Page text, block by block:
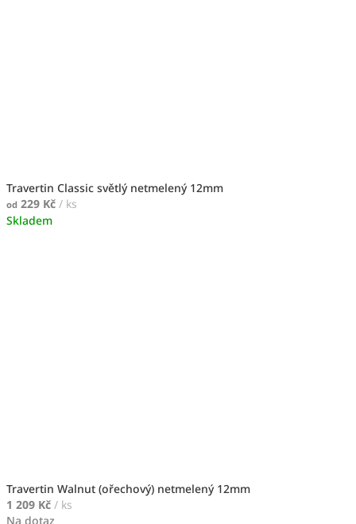
Travertin Classic světlý netmelený 12mm
od 229 Kč / ks
Skladem
Travertin Walnut (ořechový) netmelený 12mm
1 209 Kč / ks
Na dotaz